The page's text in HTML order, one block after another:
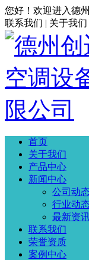
您好！欢迎进入德
联系我们 | 关于我们
首页
关于我们
产品中心
新闻中心
公司动
行业动
最新资
联系我们
荣誉资质
案例中心